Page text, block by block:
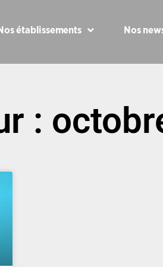
établissements Nos
: